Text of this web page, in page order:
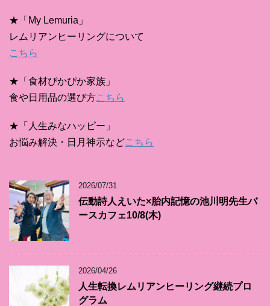
★「My Lemuria」
レムリアンヒーリングについて
こちら
★「食材ぴかぴか家族」
食や日用品の選び方こちら
★「人生みなハッピー」
お悩み解決・日月神示などこちら
2026/07/31
伝動詩人えいた×胎内記憶の池川明先生バ
ースカフェ10/8(木)
2026/04/26
人生転換レムリアンヒーリング継続プロ
グラム